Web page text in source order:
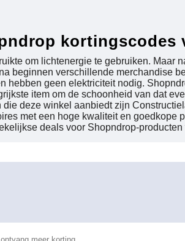
kortingscodes
om lichtenergie te gebruiken. Maar
beginnen verschillende merchandise
hebben geen elektriciteit nodig.
item om de schoonheid van dat
deze winkel aanbiedt zijn
met een hoge kwaliteit en goedkope
deals voor Shopndrop-producten